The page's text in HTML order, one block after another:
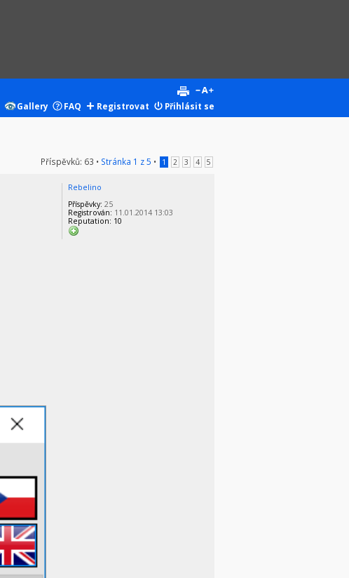
Gallery
FAQ Registrovat Přihlásit se
Příspěvků: 63 • Stránka 1 z5 • 1 2 3 4 5
Rebelino
Příspěvky: 25
Registrován: 11.01.2014 13:03
Reputation: 10